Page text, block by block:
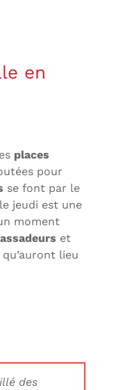
en
places
pour
se font par le
jeudi est une
moment
et
qu’auront lieu
des